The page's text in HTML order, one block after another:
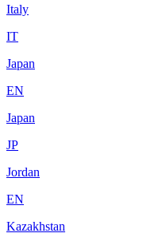
Italy
IT
Japan
EN
Japan
JP
Jordan
EN
Kazakhstan